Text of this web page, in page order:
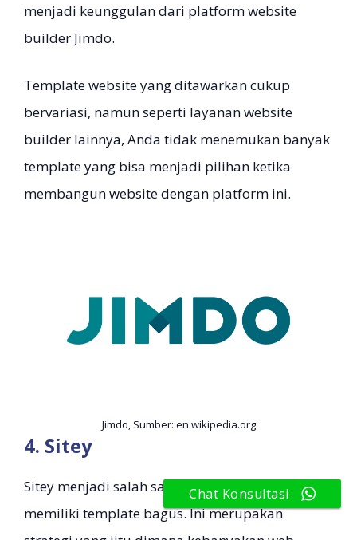
menjadi keunggulan dari platform website
builder Jimdo.
Template website yang ditawarkan cukup
bervariasi, namun seperti layanan website
builder lainnya, Anda tidak menemukan banyak
template yang bisa menjadi pilihan ketika
membangun website dengan platform ini.
Jimdo, Sumber: en.wikipedia.org
4. Sitey
Sitey menjadi salah satu web builder yang
memiliki template bagus. Ini merupakan
Chat Konsultasi